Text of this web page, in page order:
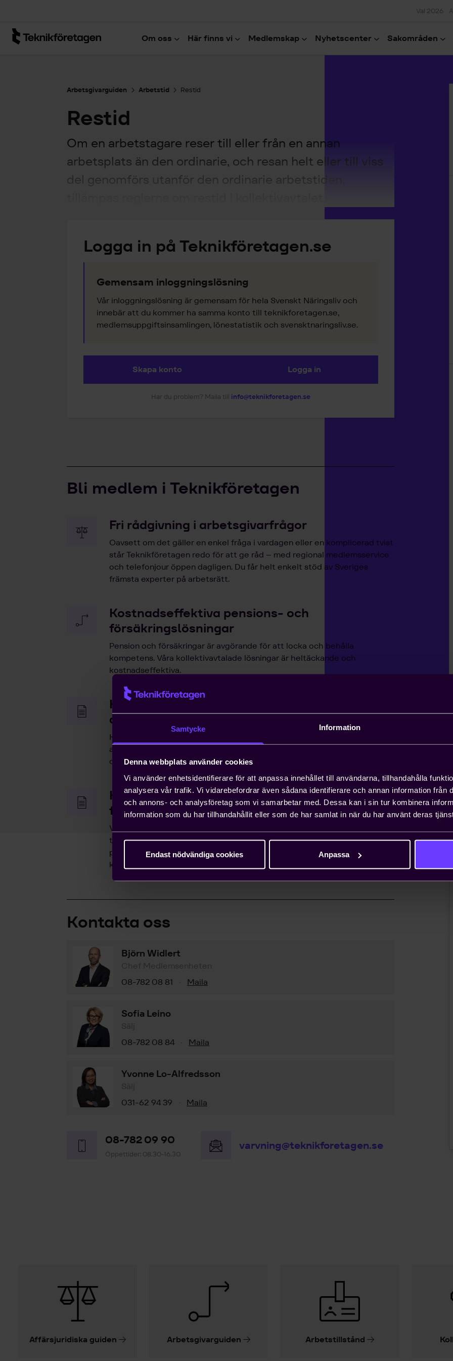
Samtycke Information
Denna webbplats använder cookies
Vi använder enhetsidentifierare för att anpassa innehållet till användarna, tillhandahålla
analysera vår trafik. Vi vidarebefordrar även sådana identifierare och annan information från
och annons- och analysföretag som vi samarbetar med. Dessa kan i sin tur kombinera
information som du har tillhandahållit eller som de har samlat in när du har använt deras
Endast nödvändiga cookies Anpassa
Val 2026
Om oss Här finns vi Medlemskap Nyhetscenter Sakområden
Arbetsgivarguiden Arbetstid Restid
Restid
Om en arbetstagare reser till eller från en annan
arbetsplats än den ordinarie, och resan helt eller till viss
del genomförs utanför den ordinarie arbetstiden,
Logga in på Teknikföretagen.se
Gemensam inloggningslösning
Vår inloggningslösning är gemensam för hela Svenskt Näringsliv och
innebär att du kommer ha samma konto till teknikforetagen.se,
medlemsuppgiftsinsamlingen, lönestatistik och svensktnaringsliv.se.
Skapa konto Logga in
Har du problem? Maila till info@teknikforetagen.se
Bli medlem i Teknikföretagen
Fri rådgivning i arbetsgivarfrågor
Oavsett om det gäller en enkel fråga i vardagen eller en komplicerad tvist
står Teknikföretagen redo för att ge råd – med regional medlemsservice
och telefonjour öppen dagligen. Du får helt enkelt stöd av Sveriges
främsta experter på arbetsrätt.
Kostnadseffektiva pensions- och
försäkringslösningar
Pension och försäkringar är avgörande för att locka och behålla
kompetens. Våra kollektivavtalade lösningar är heltäckande och
kostnadseffektiva.
Hjälp med snabb handläggning av
arbetstillstånd
Kompetensförsörjning är ett växande problem för entreprenörer, och att
anställa icke-EU-medborgare kan ta upp till ett år. Teknikföretagen kan
ordna arbetstillstånd på tio dagar.
Hjälp med att driva viktiga näringspolitiska
frågor
Vi bedriver påverkans- och opinionsarbete i Sverige och EU för att ta
tillvara våra medlemmars intressen. Genom oss har du möjlighet att
påverka beslut som du som enskilt företag i vanliga fall bara får ta
konsekvenserna av.
Kontakta oss
Björn Widlert
Chef Medlemsenheten
08-782 08 81
· Maila
Sofia Leino
Sälj
08-782 08 84
· Maila
Yvonne Lo-Alfredsson
Sälj
031-62 94 39
· Maila
08-782 09 90
Öppettider: 08.30-16.30
varvning@teknikforetagen.se
Affärsjuridiska guiden Arbetsgivarguiden Arbetstillstånd